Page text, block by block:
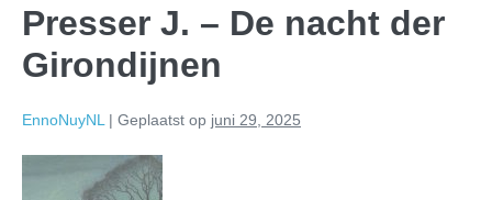
Presser J. – De nacht der
Girondijnen
EnnoNuyNL | Geplaatst op juni 29, 2025